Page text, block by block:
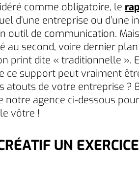
comme obligatoire, le
d’une entreprise ou d’une
outil de communication.
au second, voire dernier
print dite « traditionnelle ».
ce support peut vraiment
atouts de votre entreprise ?
notre agence ci-dessous
vôtre !
UN EXERCICE